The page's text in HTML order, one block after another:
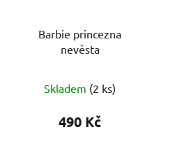
Barbie princezna
nevěsta
Skladem (2 ks)
490 Kč